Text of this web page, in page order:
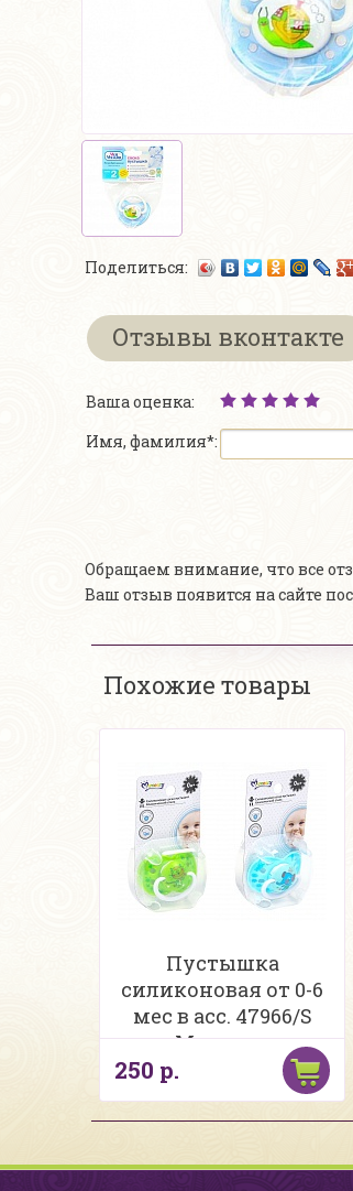
Поделиться:
Отзывы вконтакте
Ваша оценка:
Имя, фамилия*:
Обращаем внимание, что все
Ваш отзыв появится на сайте
Похожие товары
Пустышка
силиконовая от 0-6
мес в асс. 47966/S
Momeasy
250 р.